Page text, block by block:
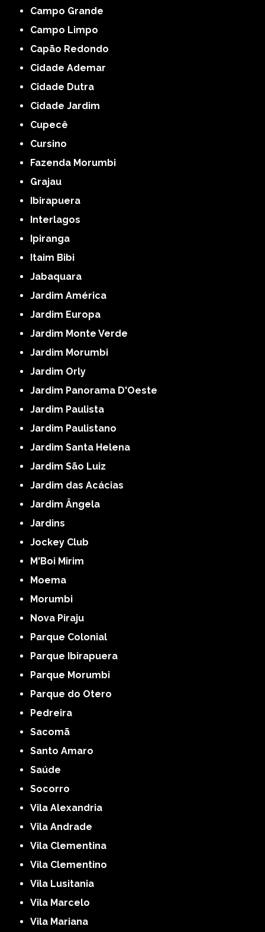
Campo Grande
Campo Limpo
Capão Redondo
Cidade Ademar
Cidade Dutra
Cidade Jardim
Cupecê
Cursino
Fazenda Morumbi
Grajau
Ibirapuera
Interlagos
Ipiranga
Itaim Bibi
Jabaquara
Jardim América
Jardim Europa
Jardim Monte Verde
Jardim Morumbi
Jardim Orly
Jardim Panorama D'Oeste
Jardim Paulista
Jardim Paulistano
Jardim Santa Helena
Jardim São Luiz
Jardim das Acácias
Jardim Ângela
Jardins
Jockey Club
M'Boi Mirim
Moema
Morumbi
Nova Piraju
Parque Colonial
Parque Ibirapuera
Parque Morumbi
Parque do Otero
Pedreira
Sacomã
Santo Amaro
Saúde
Socorro
Vila Alexandria
Vila Andrade
Vila Clementina
Vila Clementino
Vila Lusitania
Vila Marcelo
Vila Mariana